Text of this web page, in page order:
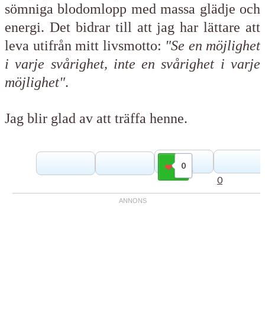
sömniga blodomlopp med massa glädje och
energi. Det bidrar till att jag har lättare att
leva utifrån mitt livsmotto: "Se en möjlighet
i varje svårighet, inte en svårighet i varje
möjlighet".
Jag blir glad av att träffa henne.
0
Gilla
0